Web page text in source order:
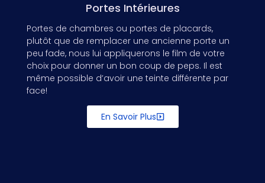
Portes de chambres ou portes de placards,
plutôt que de remplacer une ancienne porte un
peu fade, nous lui appliquerons le film de votre
choix pour donner un bon coup de peps. Il est
même possible d’avoir une teinte différente par
face!
En Savoir Plus
Portes Intérieures